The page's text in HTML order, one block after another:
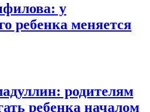
у
ребенка меняется
родителям
ребенка началом